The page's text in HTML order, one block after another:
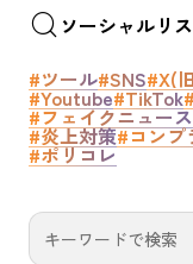
ソーシャルリ
#ツール#SNS#X(
#Youtube#TikTok
#フェイクニュース
#炎上対策#コンプ
#ポリコレ